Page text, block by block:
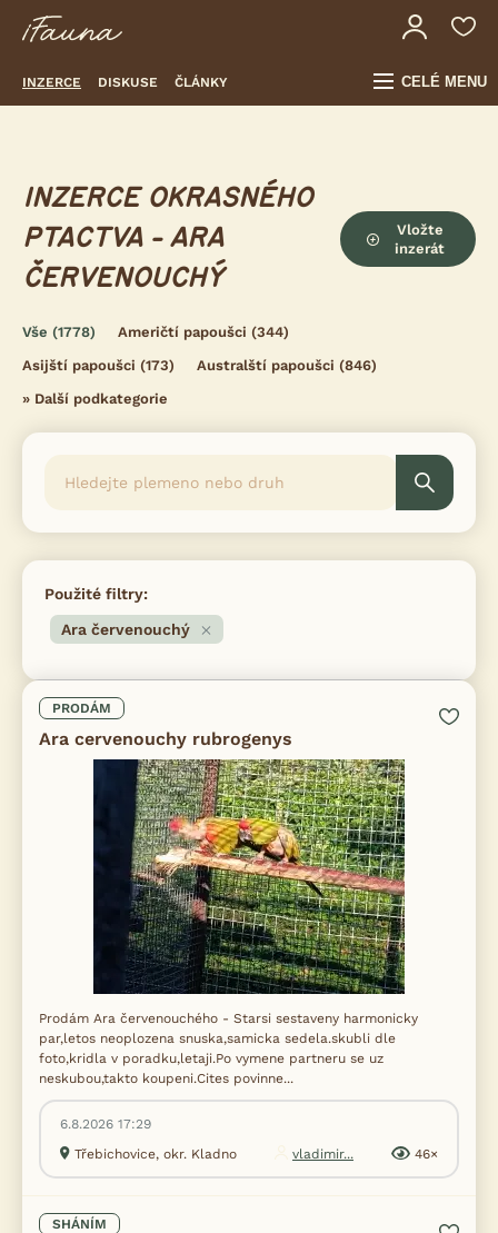
INZERCE DISKUSE ČLÁNKY CELÉ MENU
INZERCE OKRASNÉHO
PTACTVA - ARA
ČERVENOUCHÝ
Vložte
inzerát
Vše (1778) Američtí papoušci (344)
Asijští papoušci (173) Australští papoušci (846)
» Další podkategorie
Použité filtry:
Ara červenouchý
PRODÁM
Ara cervenouchy rubrogenys
Prodám Ara červenouchého - Starsi sestaveny harmonicky
par,letos neoplozena snuska,samicka sedela.skubli dle
foto,kridla v poradku,letaji.Po vymene partneru se uz
neskubou,takto koupeni.Cites povinne...
6.8.2026 17:29
Třebichovice, okr. Kladno
vladimir... 46×
SHÁNÍM